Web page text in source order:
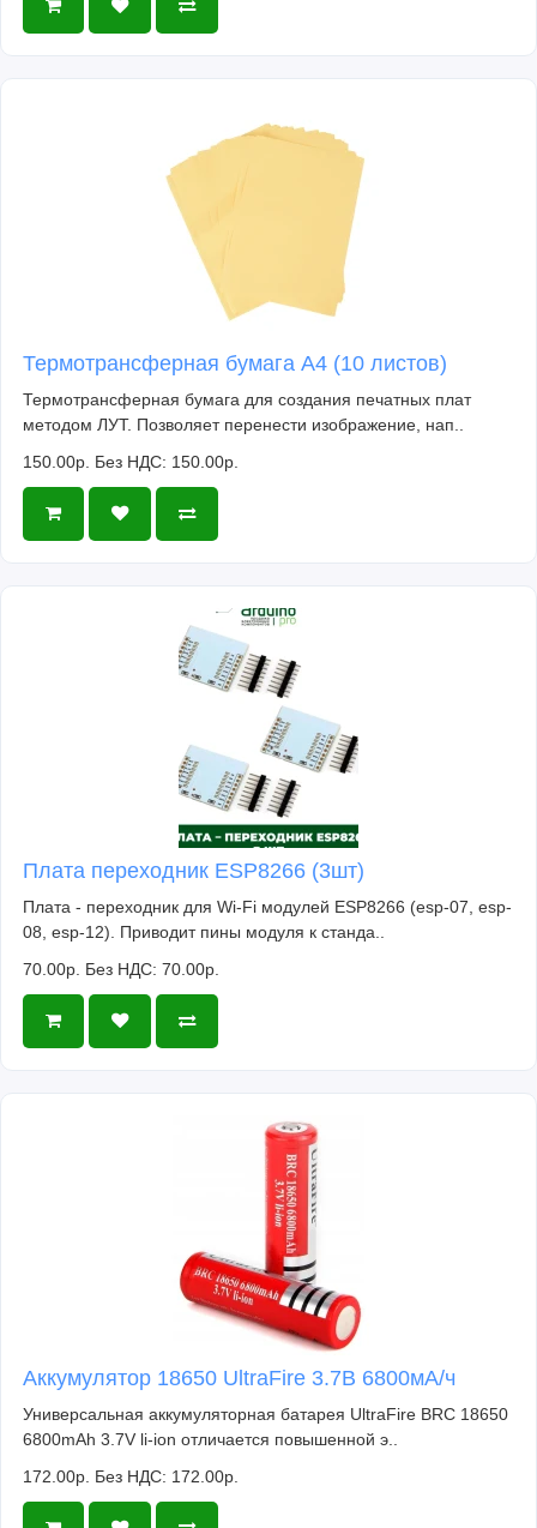
Термотрансферная бумага А4 (10 листов)
Термотрансферная бумага для создания печатных плат
методом ЛУТ. Позволяет перенести изображение, нап..
150.00р. Без НДС: 150.00р.
Плата переходник ESP8266 (3шт)
Плата - переходник для Wi-Fi модулей ESP8266 (esp-07, esp-
08, esp-12). Приводит пины модуля к станда..
70.00р. Без НДС: 70.00р.
Аккумулятор 18650 UltraFire 3.7В 6800мА/ч
Универсальная аккумуляторная батарея UltraFire BRC 18650
6800mAh 3.7V li-ion отличается повышенной э..
172.00р. Без НДС: 172.00р.